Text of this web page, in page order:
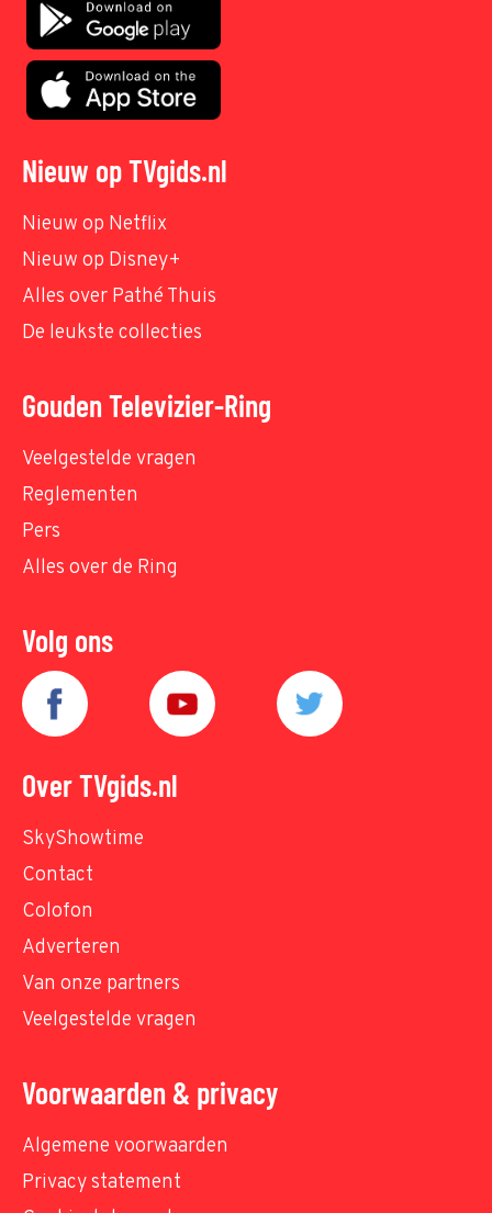
Nieuw op TVgids.nl
Nieuw op Netflix
Nieuw op Disney+
Alles over Pathé Thuis
De leukste collecties
Gouden Televizier-Ring
Veelgestelde vragen
Reglementen
Pers
Alles over de Ring
Volg ons
Over TVgids.nl
SkyShowtime
Contact
Colofon
Adverteren
Van onze partners
Veelgestelde vragen
Voorwaarden & privacy
Algemene voorwaarden
Privacy statement